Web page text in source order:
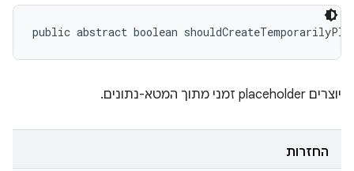
public abstract boolean
יוצרים placeholder זמני מתוך המטא-נתונים.
החזרות